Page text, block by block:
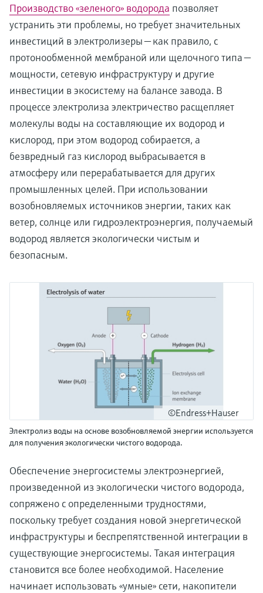
Производство «зеленого» водорода позволяет
устранить эти проблемы, но требует значительных
инвестиций в электролизеры — как правило, с
протонообменной мембраной или щелочного типа —
мощности, сетевую инфраструктуру и другие
инвестиции в экосистему на балансе завода. В
процессе электролиза электричество расщепляет
молекулы воды на составляющие их водород и
кислород, при этом водород собирается, а
безвредный газ кислород выбрасывается в
атмосферу или перерабатывается для других
промышленных целей. При использовании
возобновляемых источников энергии, таких как
ветер, солнце или гидроэлектроэнергия, получаемый
водород является экологически чистым и
безопасным.
©Endress+Hauser
Электролиз воды на основе возобновляемой энергии используется
для получения экологически чистого водорода.
Обеспечение энергосистемы электроэнергией,
произведенной из экологически чистого водорода,
сопряжено с определенными трудностями,
поскольку требует создания новой энергетической
инфраструктуры и беспрепятственной интеграции в
существующие энергосистемы. Такая интеграция
становится все более необходимой. Население
начинает использовать «умные» сети, накопители